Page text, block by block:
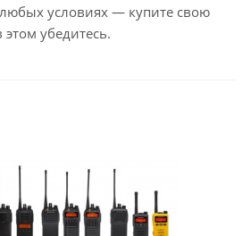
условиях — купите свою
убедитесь.